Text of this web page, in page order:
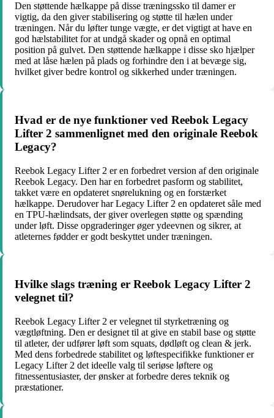
Den støttende hælkappe på disse træningssko til damer er
vigtig, da den giver stabilisering og støtte til hælen under
træningen. Når du løfter tunge vægte, er det vigtigt at have en
god hælstabilitet for at undgå skader og opnå en optimal
position på gulvet. Den støttende hælkappe i disse sko hjælper
med at låse hælen på plads og forhindre den i at bevæge sig,
hvilket giver bedre kontrol og sikkerhed under træningen.
Hvad er de nye funktioner ved Reebok Legacy
Lifter 2 sammenlignet med den originale Reebok
Legacy?
Reebok Legacy Lifter 2 er en forbedret version af den originale
Reebok Legacy. Den har en forbedret pasform og stabilitet,
takket være en opdateret snørelukning og en forstærket
hælkappe. Derudover har Legacy Lifter 2 en opdateret såle med
en TPU-hælindsats, der giver overlegen støtte og spænding
under løft. Disse opgraderinger øger ydeevnen og sikrer, at
atleternes fødder er godt beskyttet under træningen.
Hvilke slags træning er Reebok Legacy Lifter 2
velegnet til?
Reebok Legacy Lifter 2 er velegnet til styrketræning og
vægtløftning. Den er designet til at give en stabil base og støtte
til atleter, der udfører løft som squats, dødløft og clean & jerk.
Med dens forbedrede stabilitet og løftespecifikke funktioner er
Legacy Lifter 2 det ideelle valg til seriøse løftere og
fitnessentusiaster, der ønsker at forbedre deres teknik og
præstationer.